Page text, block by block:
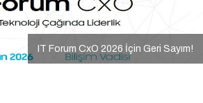
IT Forum CxO 2026 İçin Geri Sayım!